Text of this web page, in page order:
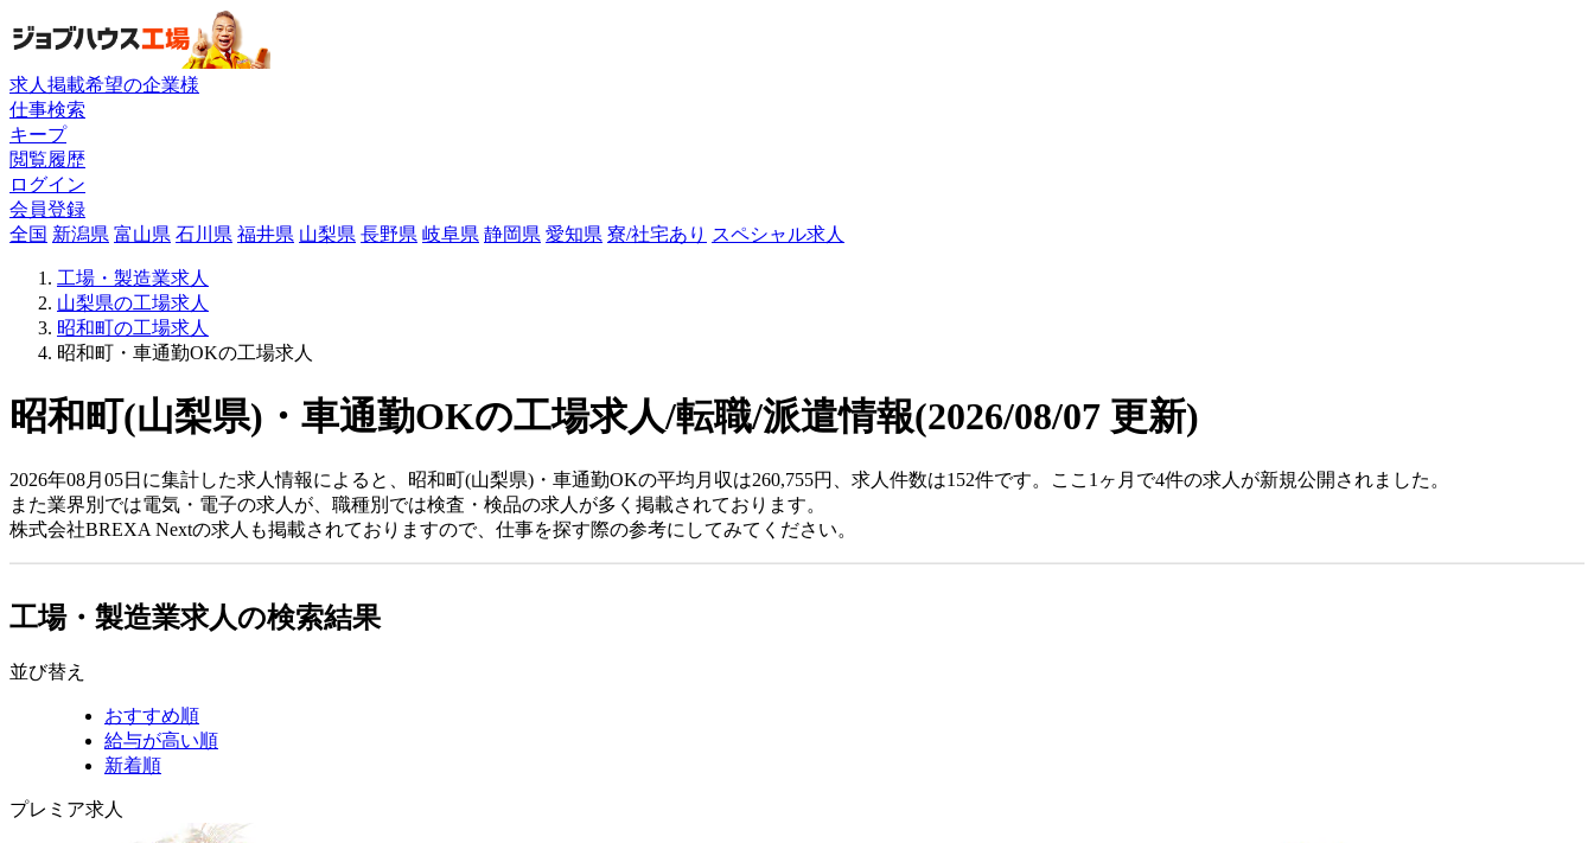
求人掲載希望の企業様
仕事検索
キープ
閲覧履歴
ログイン
会員登録
全国 新潟県 富山県 石川県 福井県 山梨県 長野県 岐阜県 静岡県 愛知県 寮/社宅あり スペシャル求人
工場・製造業求人
山梨県の工場求人
昭和町の工場求人
昭和町・車通勤OKの工場求人
昭和町(山梨県)・車通勤OKの工場求人/転職/派遣情報(2026/08/07 更新)
2026年08月05日に集計した求人情報によると、昭和町(山梨県)・車通勤OKの平均月収は260,755円、求人件数は152件です。ここ1ヶ月で4件の求人が新規公開されました。
また業界別では電気・電子の求人が、職種別では検査・検品の求人が多く掲載されております。
株式会社BREXA Nextの求人も掲載されておりますので、仕事を探す際の参考にしてみてください。
工場・製造業求人の検索結果
並び替え
おすすめ順
給与が高い順
新着順
プレミア求人